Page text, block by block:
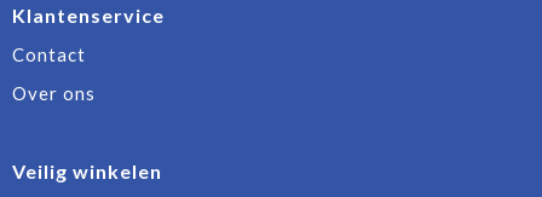
Klantenservice
Contact
Over ons
Veilig winkelen